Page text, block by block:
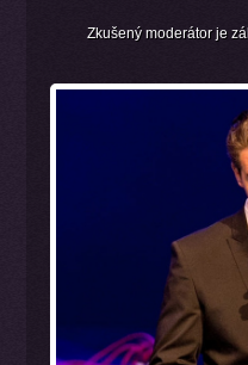
Zkušený moderátor je